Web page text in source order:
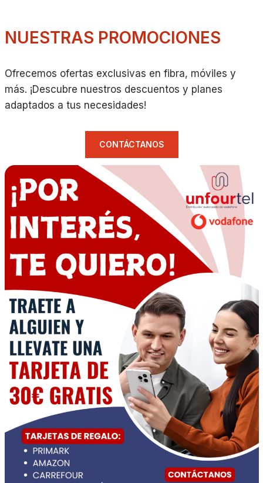
NUESTRAS PROMOCIONES
Ofrecemos ofertas exclusivas en fibra, móviles y
más. ¡Descubre nuestros descuentos y planes
adaptados a tus necesidades!
CONTÁCTANOS